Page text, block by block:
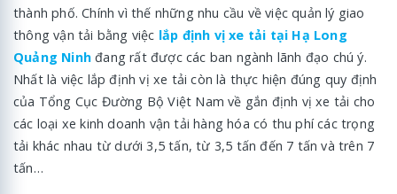
thành phố. Chính vì thế những nhu cầu về việc quản lý giao
thông vận tải bằng việc lắp định vị xe tải tại Hạ Long
Quảng Ninh đang rất được các ban ngành lãnh đạo chú ý.
Nhất là việc lắp định vị xe tải còn là thực hiện đúng quy định
của Tổng Cục Đường Bộ Việt Nam về gắn định vị xe tải cho
các loại xe kinh doanh vận tải hàng hóa có thu phí các trọng
tải khác nhau từ dưới 3,5 tấn, từ 3,5 tấn đến 7 tấn và trên 7
tấn…